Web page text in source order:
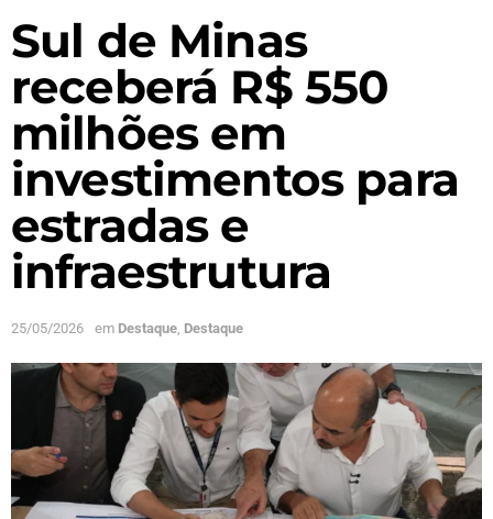
Sul de Minas
receberá R$ 550
milhões em
investimentos para
estradas e
infraestrutura
25/05/2026 em Destaque, Destaque